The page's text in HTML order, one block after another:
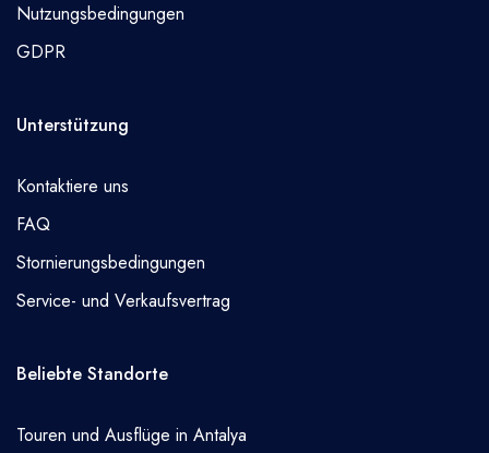
Nutzungsbedingungen
GDPR
Unterstützung
Kontaktiere uns
FAQ
Stornierungsbedingungen
Service- und Verkaufsvertrag
Beliebte Standorte
Touren und Ausflüge in Antalya